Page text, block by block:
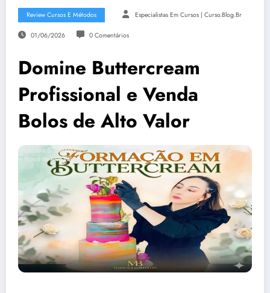
Review Cursos E Métodos Especialistas Em Cursos | Curso.blog.br
01/06/2026 0 Comentários
Domine Buttercream
Profissional e Venda
Bolos de Alto Valor